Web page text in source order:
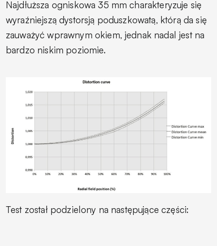
Najdłuższa ogniskowa 35 mm charakteryzuje się
wyraźniejszą dystorsją poduszkowatą, którą da się
zauważyć wprawnym okiem, jednak nadal jest na
bardzo niskim poziomie.
Test został podzielony na następujące części: